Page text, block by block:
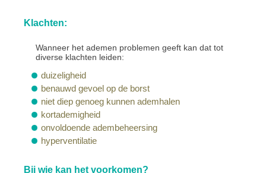
Klachten:
Wanneer het ademen problemen geeft kan dat tot
diverse klachten leiden:
duizeligheid
benauwd gevoel op de borst
niet diep genoeg kunnen ademhalen
kortademigheid
onvoldoende adembeheersing
hyperventilatie
Bij wie kan het voorkomen?